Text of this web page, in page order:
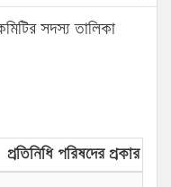
সদস্য তালিকা
প্রতিনিধি পরিষদের প্রকার